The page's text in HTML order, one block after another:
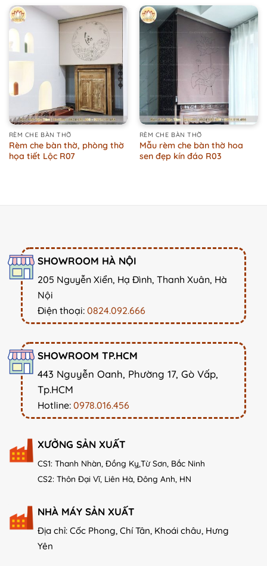
RÈM CHE BÀN THỜ
Rèm che bàn thờ, phòng thờ
họa tiết Lộc R07
RÈM CHE BÀN THỜ
Mẫu rèm che bàn thờ hoa
sen đẹp kín đáo R03
SHOWROOM HÀ NỘI
205 Nguyễn Xiển, Hạ Đình, Thanh Xuân, Hà
Nội
Điện thoại: 0824.092.666
SHOWROOM TP.HCM
443 Nguyễn Oanh, Phường 17, Gò Vấp,
Tp.HCM
Hotline: 0978.016.456
XƯỞNG SẢN XUẤT
CS1: Thanh Nhàn, Đồng Kỵ,Từ Sơn, Bắc Ninh
CS2: Thôn Đại Vĩ, Liên Hà, Đông Anh, HN
NHÀ MÁY SẢN XUẤT
Địa chỉ: Cốc Phong, Chí Tân, Khoái châu, Hưng
Yên